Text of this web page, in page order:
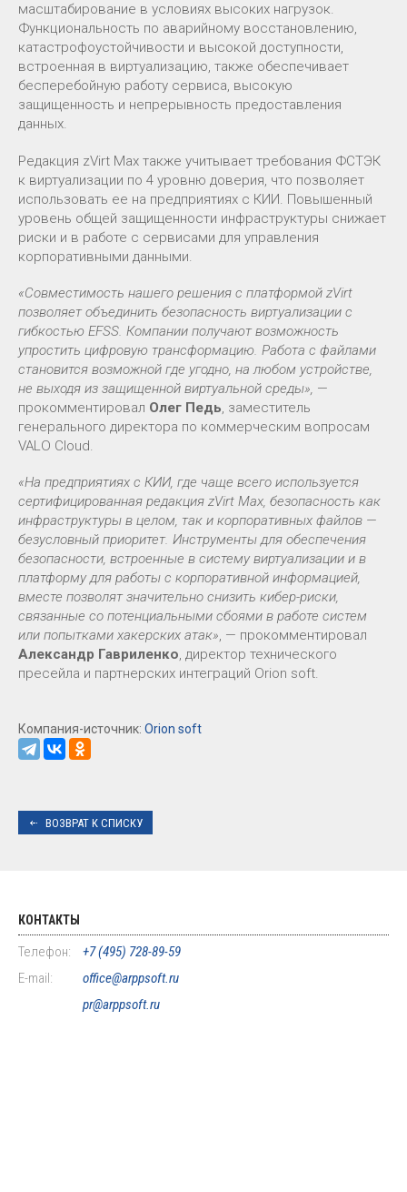
масштабирование в условиях высоких нагрузок.
Функциональность по аварийному восстановлению,
катастрофоустойчивости и высокой доступности,
встроенная в виртуализацию, также обеспечивает
бесперебойную работу сервиса, высокую
защищенность и непрерывность предоставления
данных.
Редакция zVirt Max также учитывает требования ФСТЭК
к виртуализации по 4 уровню доверия, что позволяет
использовать ее на предприятиях с КИИ. Повышенный
уровень общей защищенности инфраструктуры снижает
риски и в работе с сервисами для управления
корпоративными данными.
«Совместимость нашего решения с платформой zVirt
позволяет объединить безопасность виртуализации с
гибкостью EFSS. Компании получают возможность
упростить цифровую трансформацию. Работа с файлами
становится возможной где угодно, на любом устройстве,
не выходя из защищенной виртуальной среды», —
прокомментировал Олег Педь, заместитель
генерального директора по коммерческим вопросам
VALO Cloud.
«На предприятиях с КИИ, где чаще всего используется
сертифицированная редакция zVirt Max, безопасность как
инфраструктуры в целом, так и корпоративных файлов —
безусловный приоритет. Инструменты для обеспечения
безопасности, встроенные в систему виртуализации и в
платформу для работы с корпоративной информацией,
вместе позволят значительно снизить кибер-риски,
связанные со потенциальными сбоями в работе систем
или попытками хакерских атак», — прокомментировал
Александр Гавриленко, директор технического
пресейла и партнерских интеграций Orion soft.
Компания-источник: Orion soft
ВОЗВРАТ К СПИСКУ
КОНТАКТЫ
Телефон:
+7 (495) 728-89-59
E-mail:
office@arppsoft.ru
pr@arppsoft.ru